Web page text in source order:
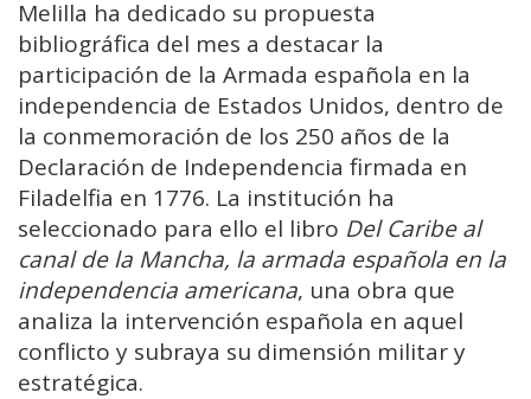
Melilla ha dedicado su propuesta
bibliográfica del mes a destacar la
participación de la Armada española en la
independencia de Estados Unidos, dentro de
la conmemoración de los 250 años de la
Declaración de Independencia firmada en
Filadelfia en 1776. La institución ha
seleccionado para ello el libro Del Caribe al
canal de la Mancha, la armada española en la
independencia americana, una obra que
analiza la intervención española en aquel
conflicto y subraya su dimensión militar y
estratégica.